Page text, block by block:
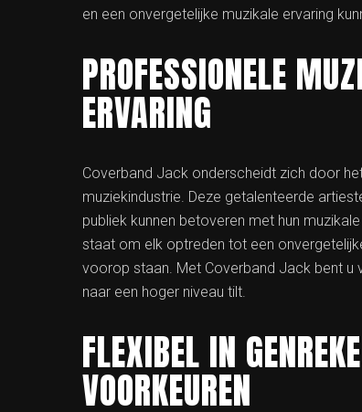
en een onvergetelijke muzikale ervaring
PROFESSIONELE
ERVARING
Coverband Jack onderscheidt zich door
muziekindustrie. Deze getalenteerde
publiek kunnen betoveren met hun
staat om elk optreden tot een
voorop staan. Met Coverband Jack bent u
naar een hoger niveau tilt.
FLEXIBEL IN
VOORKEUREN